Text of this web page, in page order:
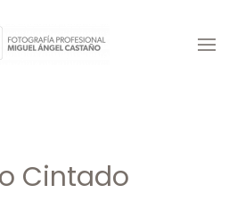
Cintado